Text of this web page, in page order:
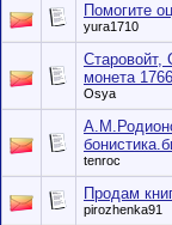
Помогите
yura1710
Старовойт,
монета
Osya
tenroc
Продам
pirozhenka91